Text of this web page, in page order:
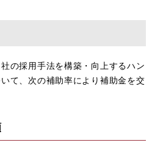
の採用手法を構築・向上するハン
て、次の補助率により補助金を交